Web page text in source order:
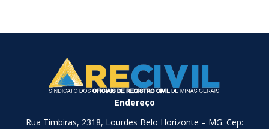
Endereço
Rua Timbiras, 2318, Lourdes Belo Horizonte – MG. Cep: